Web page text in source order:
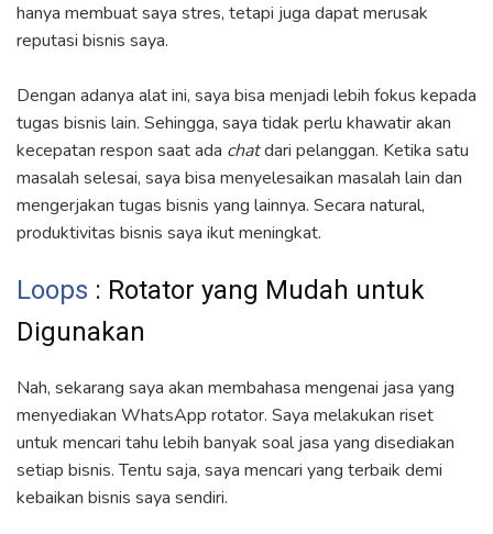
hanya membuat saya stres, tetapi juga dapat merusak
reputasi bisnis saya.
Dengan adanya alat ini, saya bisa menjadi lebih fokus kepada
tugas bisnis lain. Sehingga, saya tidak perlu khawatir akan
kecepatan respon saat ada chatdari pelanggan. Ketika satu
masalah selesai, saya bisa menyelesaikan masalah lain dan
mengerjakan tugas bisnis yang lainnya. Secara natural,
produktivitas bisnis saya ikut meningkat.
Loops : Rotator yang Mudah untuk
Digunakan
Nah, sekarang saya akan membahasa mengenai jasa yang
menyediakan WhatsApp rotator. Saya melakukan riset
untuk mencari tahu lebih banyak soal jasa yang disediakan
setiap bisnis. Tentu saja, saya mencari yang terbaik demi
kebaikan bisnis saya sendiri.